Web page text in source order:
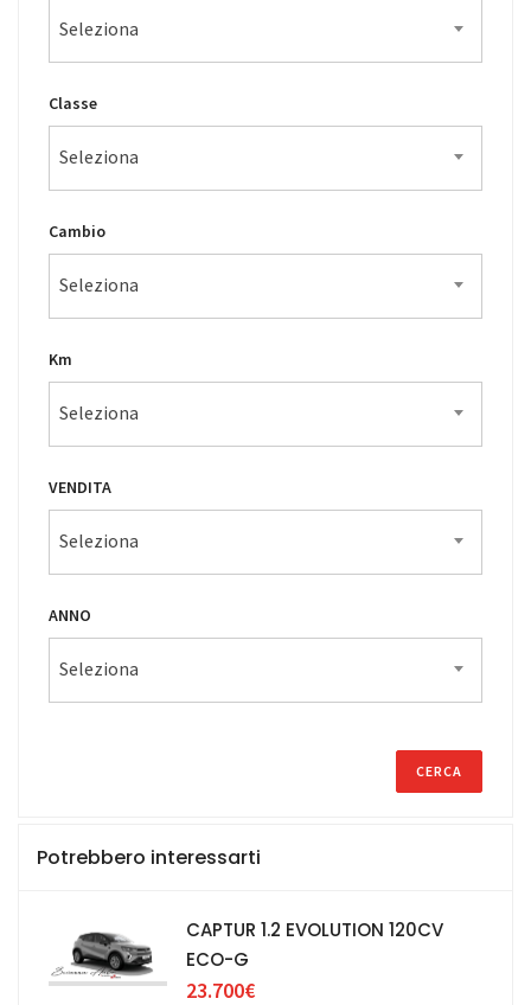
Seleziona
Classe
Seleziona
Cambio
Seleziona
Km
Seleziona
VENDITA
Seleziona
ANNO
Seleziona
Potrebbero interessarti
CAPTUR 1.2 EVOLUTION 120CV
ECO-G
23.700€